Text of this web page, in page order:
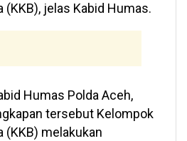
jelas Kabid Humas.
Humas Polda Aceh,
tersebut Kelompok
(KKB) melakukan